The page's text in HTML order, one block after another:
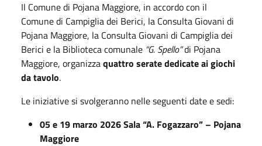
Il Comune di Pojana Maggiore, in accordo con il
Comune di Campiglia dei Berici, la Consulta Giovani di
Pojana Maggiore, la Consulta Giovani di Campiglia dei
Berici e la Biblioteca comunale “G. Spello” di Pojana
Maggiore, organizza quattro serate dedicate ai giochi
da tavolo.
Le iniziative si svolgeranno nelle seguenti date e sedi:
05 e 19 marzo 2026Sala “A. Fogazzaro” – Pojana
Maggiore